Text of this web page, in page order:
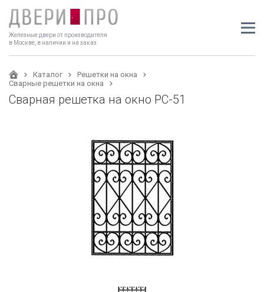
Железные двери от производителя
в Москве, в наличии и на заказ
Каталог
Решетки на окна
Сварные решетки на окна
Сварная решетка на окно РС-51